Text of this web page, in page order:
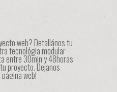
web? Detallános tu
tecnológia modular
entre 30min y 48horas
proyecto. Dejanos
web!